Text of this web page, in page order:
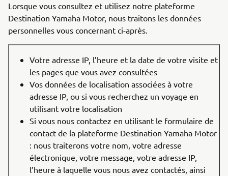
Lorsque vous consultez et utilisez notre plateforme
Destination Yamaha Motor, nous traitons les données
personnelles vous concernant ci-après.
Votre adresse IP, l’heure et la date de votre visite et
les pages que vous avez consultées
Vos données de localisation associées à votre
adresse IP, ou si vous recherchez un voyage en
utilisant votre localisation
Si vous nous contactez en utilisant le formulaire de
contact de la plateforme Destination Yamaha Motor
: nous traiterons votre nom, votre adresse
électronique, votre message, votre adresse IP,
l’heure à laquelle vous nous avez contactés, ainsi